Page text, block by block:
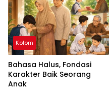
Kolom
Bahasa Halus, Fondasi
Karakter Baik Seorang
Anak